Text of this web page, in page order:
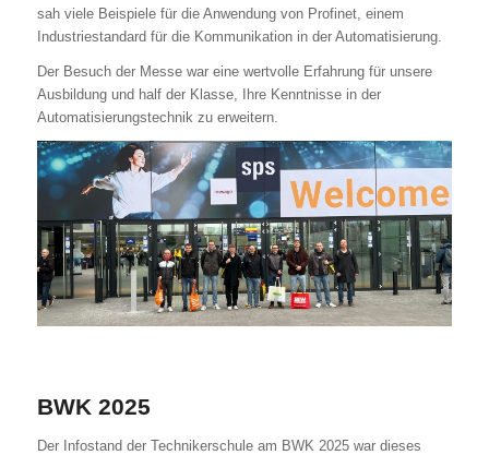
sah viele Beispiele für die Anwendung von Profinet, einem
Industriestandard für die Kommunikation in der Automatisierung.
Der Besuch der Messe war eine wertvolle Erfahrung für unsere
Ausbildung und half der Klasse, Ihre Kenntnisse in der
Automatisierungstechnik zu erweitern.
BWK 2025
Der Infostand der Technikerschule am BWK 2025 war dieses